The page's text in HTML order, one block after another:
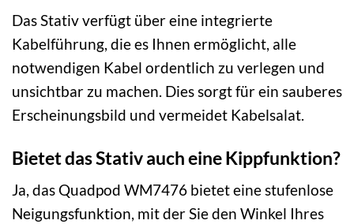
Das Stativ verfügt über eine integrierte
Kabelführung, die es Ihnen ermöglicht, alle
notwendigen Kabel ordentlich zu verlegen und
unsichtbar zu machen. Dies sorgt für ein sauberes
Erscheinungsbild und vermeidet Kabelsalat.
Bietet das Stativ auch eine Kippfunktion?
Ja, das Quadpod WM7476 bietet eine stufenlose
Neigungsfunktion, mit der Sie den Winkel Ihres